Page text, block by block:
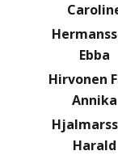
Ebba
Hirvonen
Annika
Harald